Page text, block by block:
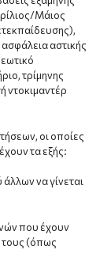
Μάιος
αστικής
τρίμηνης
ντοκιμαντέρ
οι οποίες
τα εξής:
να γίνεται
που έχουν
τους (όπως